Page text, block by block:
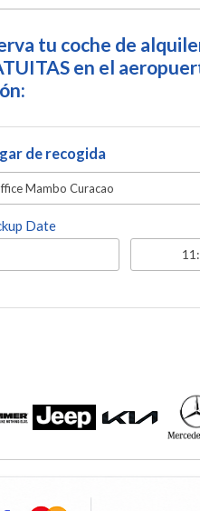
tu coche de
en el
de recogida
Mambo Curacao
Date